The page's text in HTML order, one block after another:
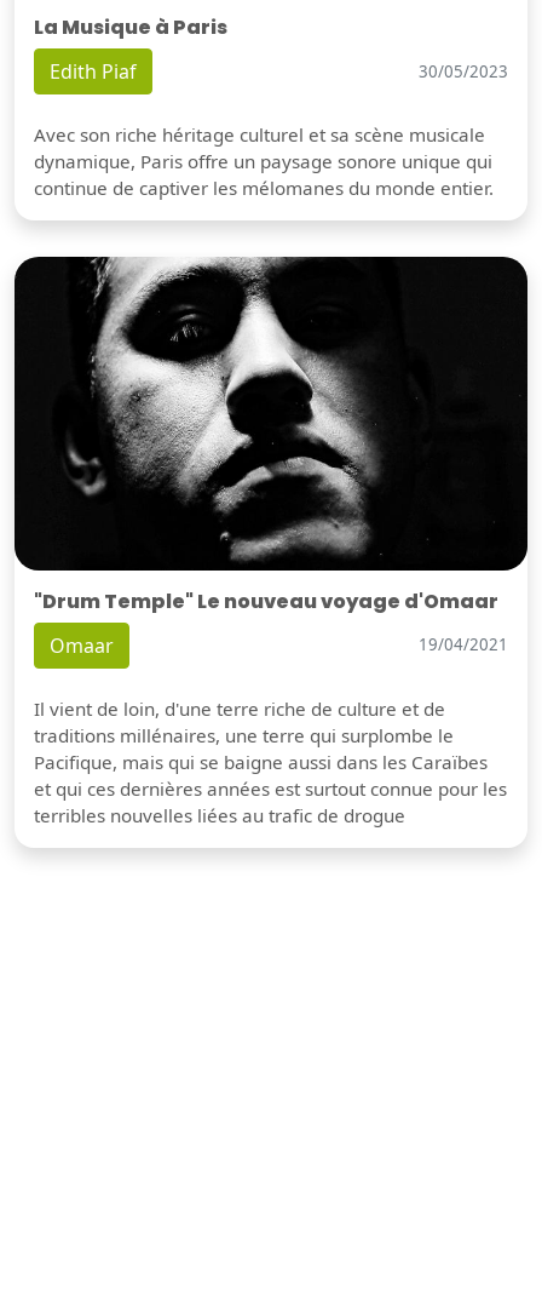
La Musique à Paris
Edith Piaf 30/05/2023
Avec son riche héritage culturel et sa scène musicale
dynamique, Paris offre un paysage sonore unique qui
continue de captiver les mélomanes du monde entier.
"Drum Temple" Le nouveau voyage d'Omaar
Omaar 19/04/2021
Il vient de loin, d'une terre riche de culture et de
traditions millénaires, une terre qui surplombe le
Pacifique, mais qui se baigne aussi dans les Caraïbes
et qui ces dernières années est surtout connue pour les
terribles nouvelles liées au trafic de drogue